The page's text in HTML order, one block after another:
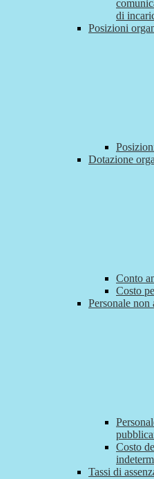
di
Posizioni
Dotazione
Conto
Costo
Personale non
Costo
Tassi di